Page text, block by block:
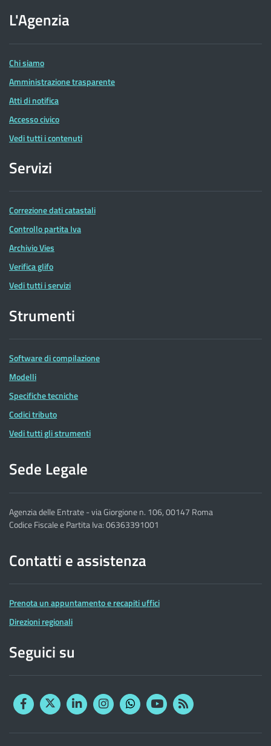
dell'Agenzia
delle
Entrate
L'Agenzia
Chi siamo
Amministrazione trasparente
Atti di notifica
Accesso civico
Vedi tutti i contenuti
Servizi
Correzione dati catastali
Controllo partita Iva
Archivio Vies
Verifica glifo
Vedi tutti i servizi
Strumenti
Software di compilazione
Modelli
Specifiche tecniche
Codici tributo
Vedi tutti gli strumenti
Sede Legale
Agenzia delle Entrate - via Giorgione n. 106, 00147 Roma
Codice Fiscale e Partita Iva: 06363391001
Contatti e assistenza
Prenota un appuntamento e recapiti uffici
Direzioni regionali
Seguici su
FacebookTwitterLinkedinInstagram
YouTubeRSS